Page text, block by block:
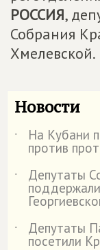
РОССИЯ,
Собрания
Хмелевской.
Новости
˙ На Кубани
против
˙
Депутаты
˙
Депутаты
посетили